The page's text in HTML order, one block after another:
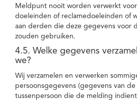
Meldpunt nooit worden verwerkt
doeleinden of reclamedoeleinden of
aan derden die deze gegevens voor
zouden gebruiken.
4.5. Welke gegevens
we?
Wij verzamelen en verwerken
persoonsgegevens (gegevens van
tussenpersoon die de melding